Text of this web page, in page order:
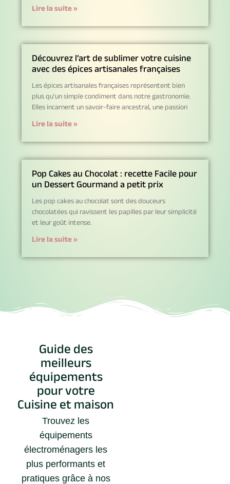
Lire la suite »
Découvrez l’art de sublimer votre cuisine
avec des épices artisanales françaises
Les épices artisanales françaises représentent bien
plus qu'un simple condiment dans notre gastronomie.
Elles incarnent un savoir-faire ancestral, une passion
Lire la suite »
Pop Cakes au Chocolat : recette Facile pour
un Dessert Gourmand a petit prix
Les pop cakes au chocolat sont des douceurs
chocolatées qui ravissent les papilles par leur simplicité
et leur goût intense.
Lire la suite »
Guide des
meilleurs
équipements
pour votre
Cuisine et maison
Trouvez les
équipements
électroménagers les
plus performants et
pratiques grâce à nos